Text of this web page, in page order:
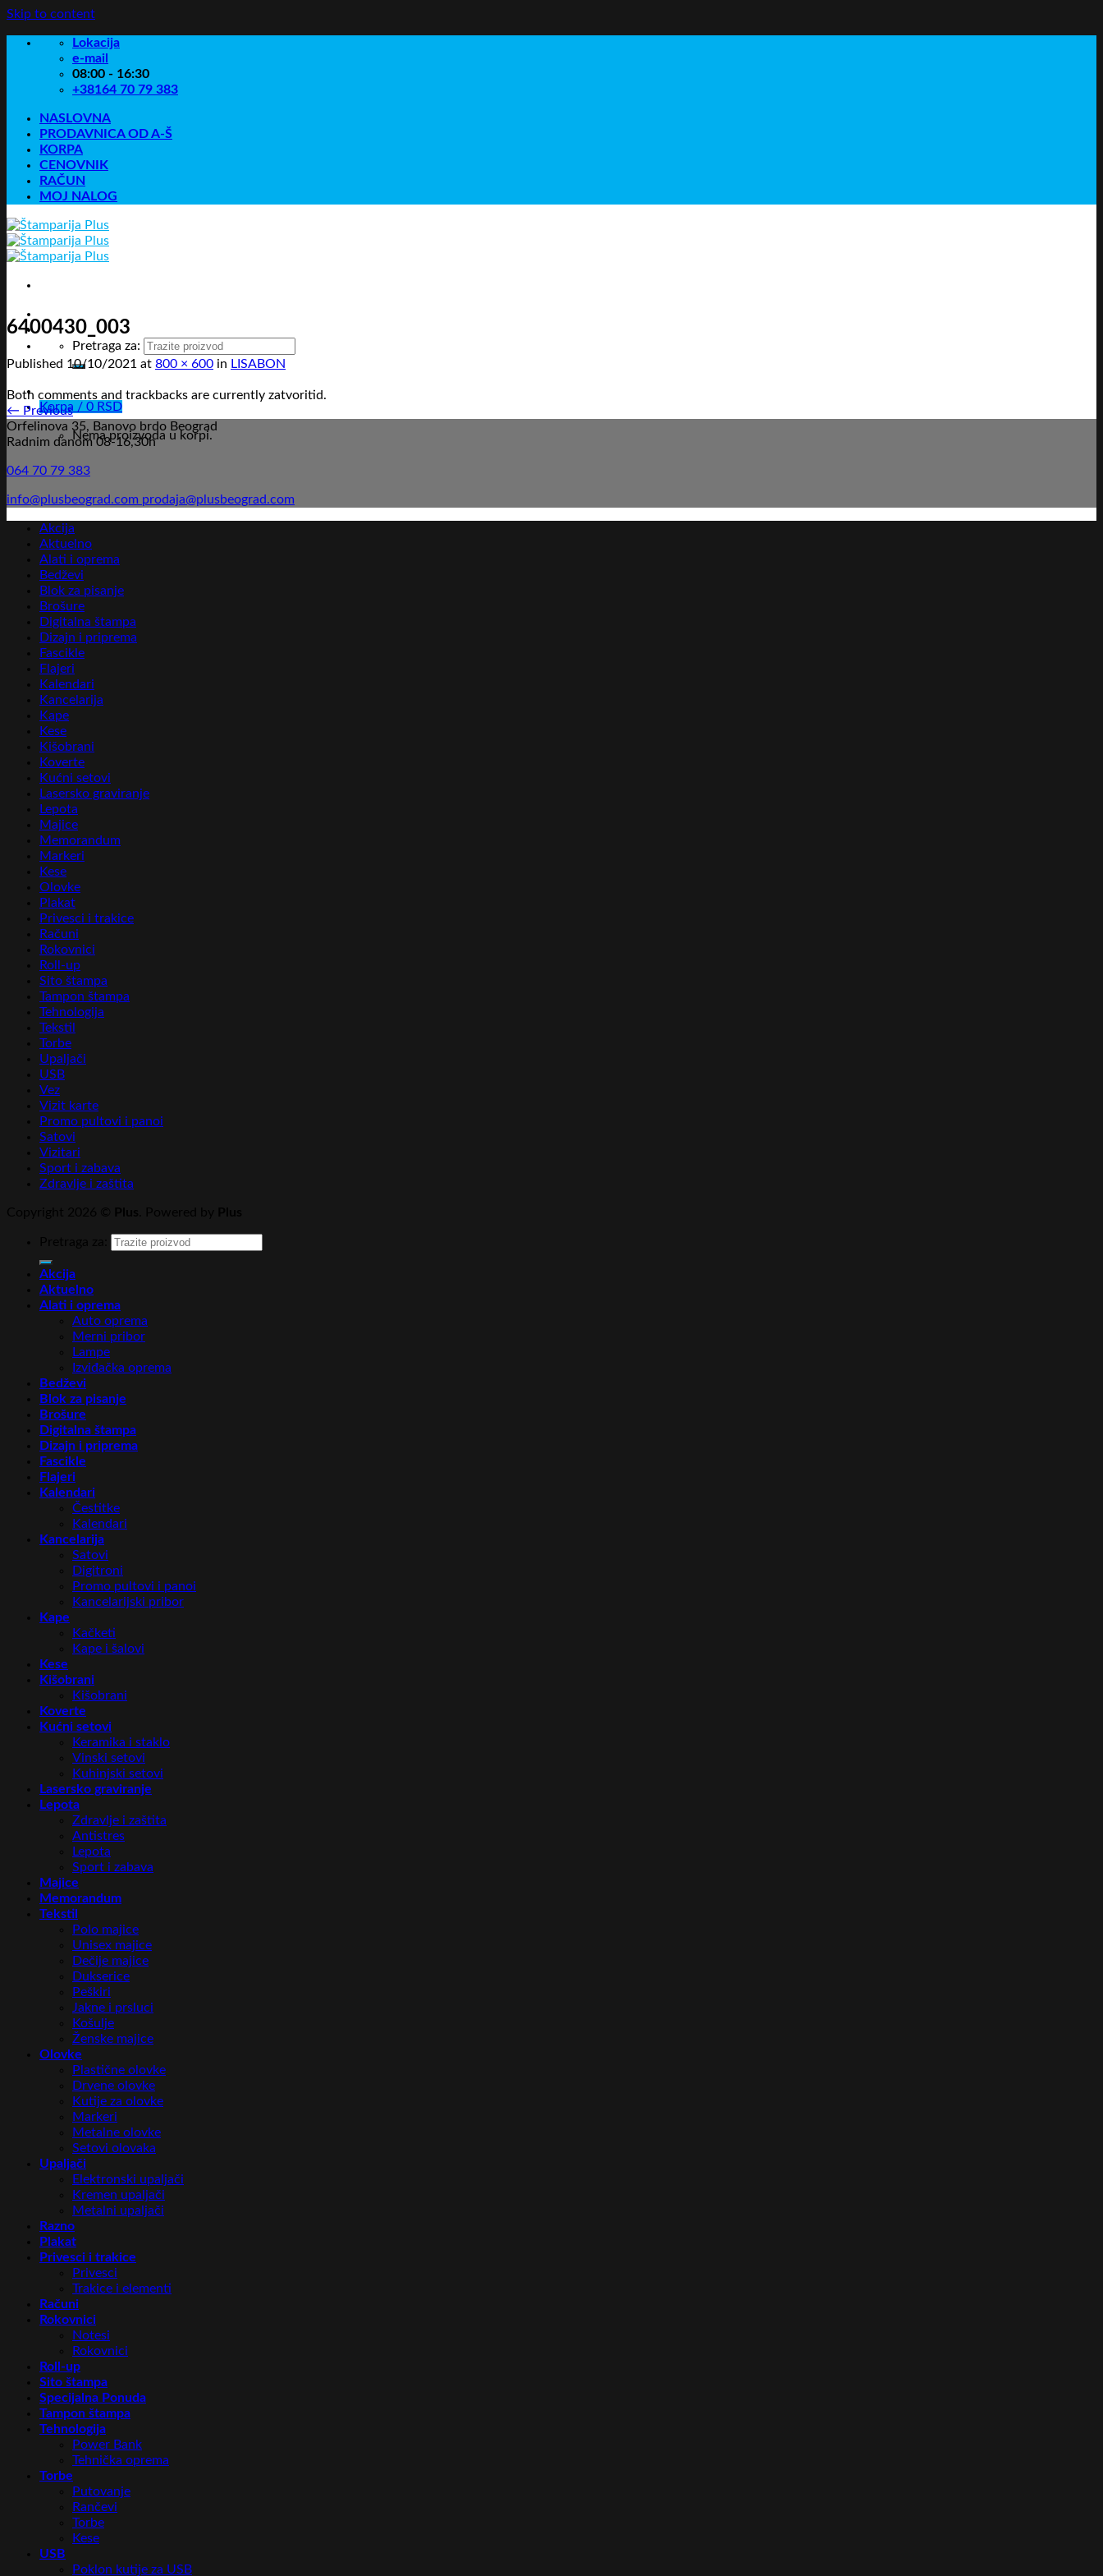
Skip to content
Lokacija
e-mail
08:00 - 16:30
+38164 70 79 383
NASLOVNA
PRODAVNICA OD A-Š
KORPA
CENOVNIK
RAČUN
MOJ NALOG
Pretraga za:
Korpa / 0 RSD
Nema proizvoda u korpi.
6400430_003
Published 10/10/2021 at 800 × 600 in LISABON
Both comments and trackbacks are currently zatvoritid.
← Previous
Orfelinova 35, Banovo brdo Beograd
Radnim danom 08-16,30h
064 70 79 383
info@plusbeograd.com prodaja@plusbeograd.com
Akcija
Aktuelno
Alati i oprema
Bedževi
Blok za pisanje
Brošure
Digitalna štampa
Dizajn i priprema
Fascikle
Flajeri
Kalendari
Kancelarija
Kape
Kese
Kišobrani
Koverte
Kućni setovi
Lasersko graviranje
Lepota
Majice
Memorandum
Markeri
Kese
Olovke
Plakat
Privesci i trakice
Računi
Rokovnici
Roll-up
Sito štampa
Tampon štampa
Tehnologija
Tekstil
Torbe
Upaljači
USB
Vez
Vizit karte
Promo pultovi i panoi
Satovi
Vizitari
Sport i zabava
Zdravlje i zaštita
Akcija
Aktuelno
Alati i oprema
Auto oprema
Merni pribor
Lampe
Izviđačka oprema
Bedževi
Blok za pisanje
Brošure
Digitalna štampa
Dizajn i priprema
Fascikle
Flajeri
Kalendari
Čestitke
Kalendari
Kancelarija
Satovi
Digitroni
Promo pultovi i panoi
Kancelarijski pribor
Kape
Kačketi
Kape i šalovi
Kese
Kišobrani
Kišobrani
Koverte
Kućni setovi
Keramika i staklo
Vinski setovi
Kuhinjski setovi
Lasersko graviranje
Lepota
Zdravlje i zaštita
Antistres
Lepota
Sport i zabava
Majice
Memorandum
Tekstil
Polo majice
Unisex majice
Dečije majice
Dukserice
Peškiri
Jakne i prsluci
Košulje
Ženske majice
Olovke
Plastične olovke
Drvene olovke
Kutije za olovke
Markeri
Metalne olovke
Setovi olovaka
Upaljači
Elektronski upaljači
Kremen upaljači
Metalni upaljači
Razno
Plakat
Privesci i trakice
Privesci
Trakice i elementi
Računi
Rokovnici
Notesi
Rokovnici
Roll-up
Sito štampa
Specijalna Ponuda
Tampon štampa
Tehnologija
Power Bank
Tehnička oprema
Torbe
Putovanje
Rančevi
Torbe
Kese
USB
Poklon kutije za USB